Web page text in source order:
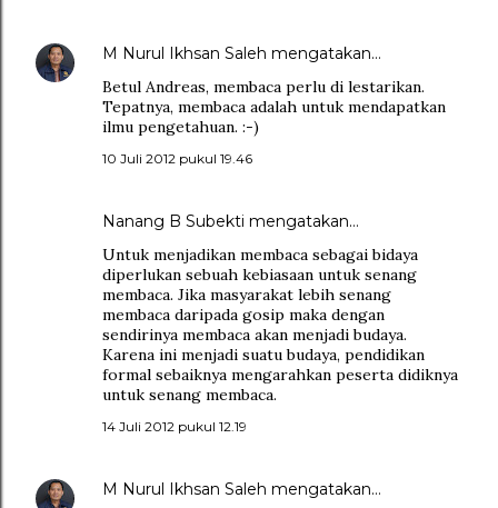
M Nurul Ikhsan Saleh mengatakan…
Betul Andreas, membaca perlu di lestarikan.
Tepatnya, membaca adalah untuk mendapatkan
ilmu pengetahuan. :-)
10 Juli 2012 pukul 19.46
Nanang B Subekti mengatakan…
Untuk menjadikan membaca sebagai bidaya
diperlukan sebuah kebiasaan untuk senang
membaca. Jika masyarakat lebih senang
membaca daripada gosip maka dengan
sendirinya membaca akan menjadi budaya.
Karena ini menjadi suatu budaya, pendidikan
formal sebaiknya mengarahkan peserta didiknya
untuk senang membaca.
14 Juli 2012 pukul 12.19
M Nurul Ikhsan Saleh mengatakan…